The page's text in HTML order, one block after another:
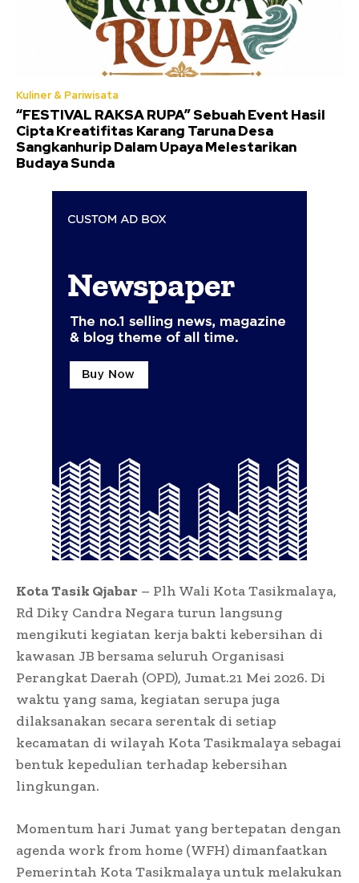
Kuliner & Pariwisata
“FESTIVAL RAKSA RUPA” Sebuah Event Hasil
Cipta Kreatifitas Karang Taruna Desa
Sangkanhurip Dalam Upaya Melestarikan
Budaya Sunda
Kota Tasik Qjabar – Plh Wali Kota Tasikmalaya,
Rd Diky Candra Negara turun langsung
mengikuti kegiatan kerja bakti kebersihan di
kawasan JB bersama seluruh Organisasi
Perangkat Daerah (OPD), Jumat.21 Mei 2026. Di
waktu yang sama, kegiatan serupa juga
dilaksanakan secara serentak di setiap
kecamatan di wilayah Kota Tasikmalaya sebagai
bentuk kepedulian terhadap kebersihan
lingkungan.
Momentum hari Jumat yang bertepatan dengan
agenda work from home (WFH) dimanfaatkan
Pemerintah Kota Tasikmalaya untuk melakukan